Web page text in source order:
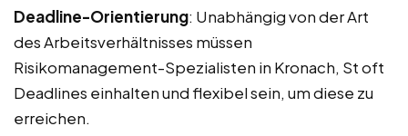
Deadline-Orientierung: Unabhängig von der Art
des Arbeitsverhältnisses müssen
Risikomanagement-Spezialisten in Kronach, St oft
Deadlines einhalten und flexibel sein, um diese zu
erreichen.